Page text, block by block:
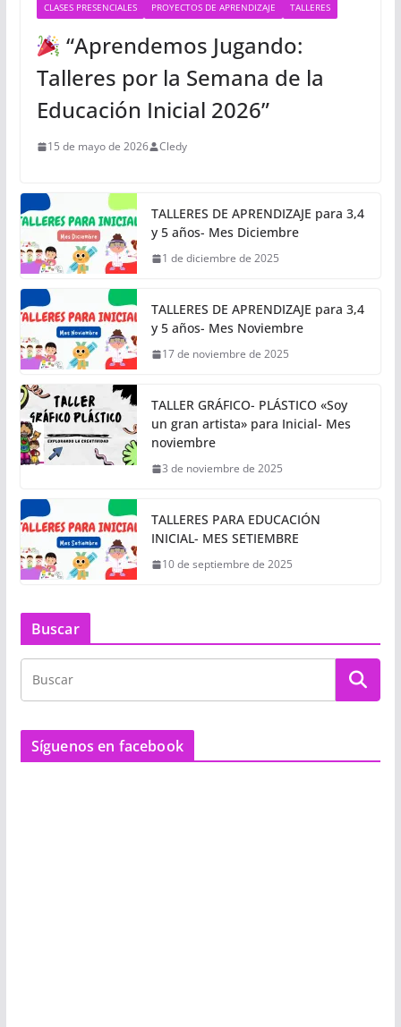
CLASES PRESENCIALES PROYECTOS DE APRENDIZAJE TALLERES
“Aprendemos Jugando:
Talleres por la Semana de la
Educación Inicial 2026”
15 de mayo de 2026 Cledy
TALLERES DE APRENDIZAJE para 3,4
y 5 años- Mes Diciembre
1 de diciembre de 2025
TALLERES DE APRENDIZAJE para 3,4
y 5 años- Mes Noviembre
17 de noviembre de 2025
TALLER GRÁFICO- PLÁSTICO «Soy
un gran artista» para Inicial- Mes
noviembre
3 de noviembre de 2025
TALLERES PARA EDUCACIÓN
INICIAL- MES SETIEMBRE
10 de septiembre de 2025
Buscar
Síguenos en facebook